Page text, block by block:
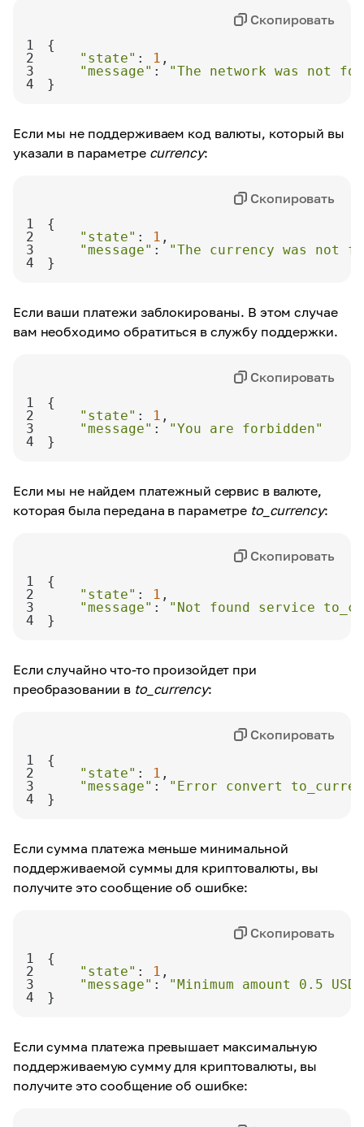
1
2
"state" : 1
3
"message" :
"The network was not
4
}
Скопировать
Если мы не поддерживаем код валюты, который вы
указали в параметре currency:
1
2
"state" : 1
3
"message" :
"The currency was not
4
}
Скопировать
Если ваши платежи заблокированы. В этом случае
вам необходимо обратиться в службу поддержки.
1
2
"state" : 1
3
"message" :
"You are forbidden"
4
}
Скопировать
Если мы не найдем платежный сервис в валюте,
которая была передана в параметре to_currency:
1
2
"state" : 1
3
"message" :
"Not found service
4
}
Скопировать
Если случайно что-то произойдет при
преобразовании в to_currency:
1
2
"state" : 1
3
"message" :
"Error convert
4
}
Скопировать
Если сумма платежа меньше минимальной
поддерживаемой суммы для криптовалюты, вы
получите это сообщение об ошибке:
1
2
"state" : 1
3
"message" :
"Minimum amount 0.5
4
}
Скопировать
Если сумма платежа превышает максимальную
поддерживаемую сумму для криптовалюты, вы
получите это сообщение об ошибке: